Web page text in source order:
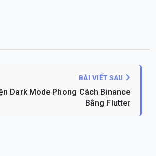
BÀI VIẾT SAU
Dark Mode Phong Cách Binance
Bằng Flutter